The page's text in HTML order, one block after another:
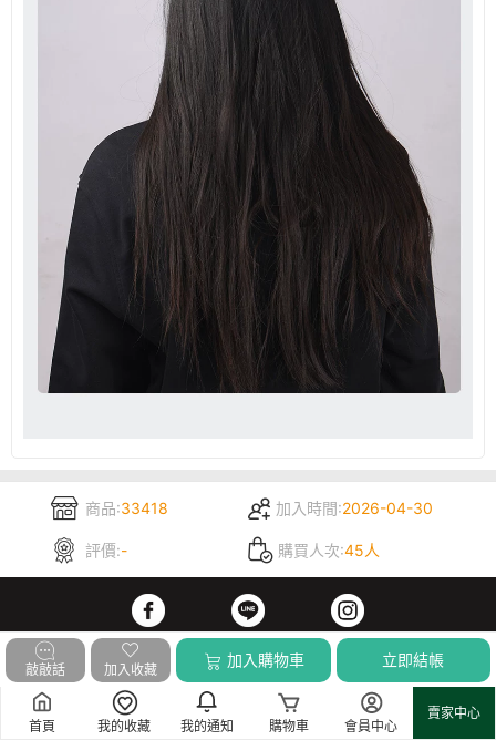
首頁 我的收藏 我的通知 購物車 會員中心
賣家中心
敲敲話 加入收藏
加入購物車 立即結帳
商品:33418 加入時間:2026-04-30
評價:- 購買人次:45人
關於我們
購物須知